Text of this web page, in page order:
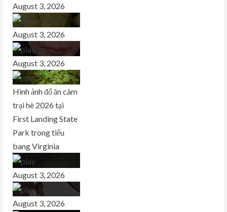
August 3, 2026
August 3, 2026
August 3, 2026
Hình ảnh đổ ăn câm
trại hè 2026 tại
First Landing State
Park trong tiểu
bang Virginia
August 3, 2026
August 3, 2026